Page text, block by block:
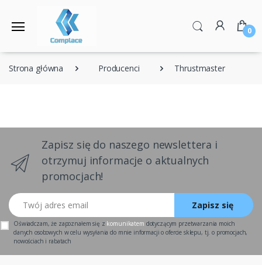
0
Strona główna Producenci Thrustmaster
Zapisz się do naszego newslettera i
otrzymuj informacje o aktualnych
promocjach!
Twój adres email
Zapisz się
Oświadczam, że zapoznałem się z komunikatem dotyczącym przetwarzania moich
danych osobowych w celu wysyłania do mnie informacji o ofercie sklepu, tj. o promocjach,
nowościach i rabatach